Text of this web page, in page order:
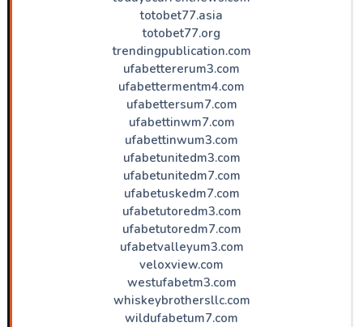
totobet77.asia
totobet77.org
trendingpublication.com
ufabettererum3.com
ufabettermentm4.com
ufabettersum7.com
ufabettinwm7.com
ufabettinwum3.com
ufabetunitedm3.com
ufabetunitedm7.com
ufabetuskedm7.com
ufabetutoredm3.com
ufabetutoredm7.com
ufabetvalleyum3.com
veloxview.com
westufabetm3.com
whiskeybrothersllc.com
wildufabetum7.com